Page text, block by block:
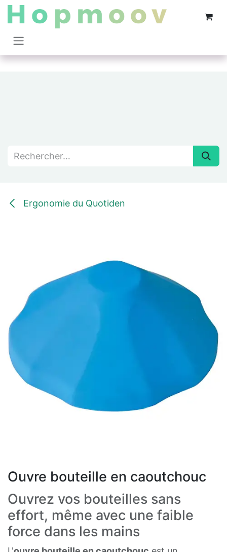
Se rendre au contenu
Ergonomie du Quotiden
Ouvre bouteille en caoutchouc
Ouvrez vos bouteilles sans
effort, même avec une faible
force dans les mains